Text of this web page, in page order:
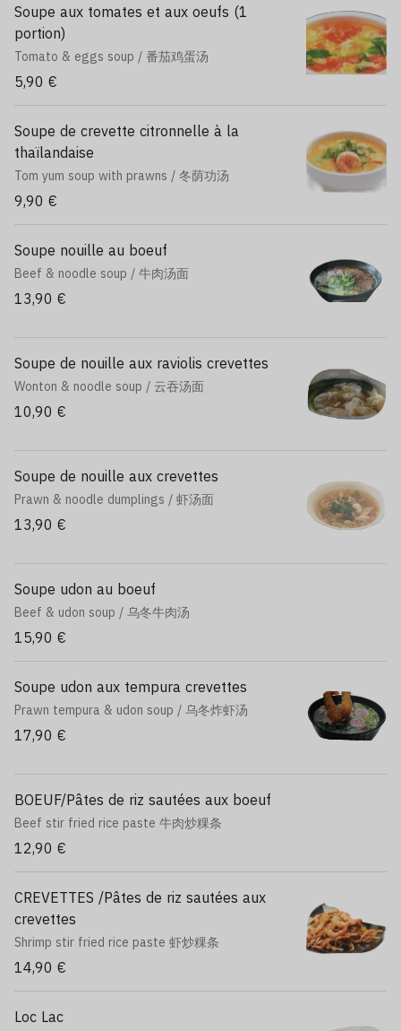
Soupe aux tomates et aux oeufs (1
portion)
Tomato & eggs soup / 番茄鸡蛋汤
5,90 €
Soupe de crevette citronnelle à la
thaïlandaise
Tom yum soup with prawns / 冬荫功汤
9,90 €
Soupe nouille au boeuf
Beef & noodle soup / 牛肉汤面
13,90 €
Soupe de nouille aux raviolis crevettes
Wonton & noodle soup / 云吞汤面
10,90 €
Soupe de nouille aux crevettes
Prawn & noodle dumplings / 虾汤面
13,90 €
Soupe udon au boeuf
Beef & udon soup / 乌冬牛肉汤
15,90 €
Soupe udon aux tempura crevettes
Prawn tempura & udon soup / 乌冬炸虾汤
17,90 €
BOEUF/Pâtes de riz sautées aux boeuf
Beef stir fried rice paste 牛肉炒粿条
12,90 €
CREVETTES /Pâtes de riz sautées aux
crevettes
Shrimp stir fried rice paste 虾炒粿条
14,90 €
Loc Lac